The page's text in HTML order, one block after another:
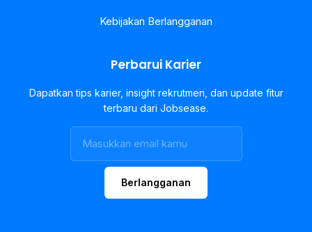
Kebijakan Berlangganan
Perbarui Karier
Dapatkan tips karier, insight rekrutmen, dan update fitur
terbaru dari Jobsease.
Berlangganan